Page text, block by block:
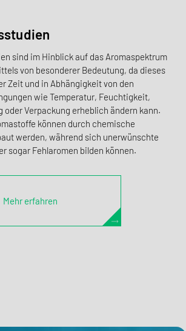
sind im Hinblick auf das Aromaspektrum
von besonderer Bedeutung, da dieses
Zeit und in Abhängigkeit von den
wie Temperatur, Feuchtigkeit,
Verpackung erheblich ändern kann.
können durch chemische
werden, während sich unerwünschte
sogar Fehlaromen bilden können.
Mehr erfahren